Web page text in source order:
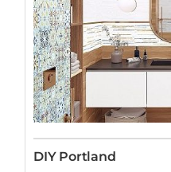
DIY Portland